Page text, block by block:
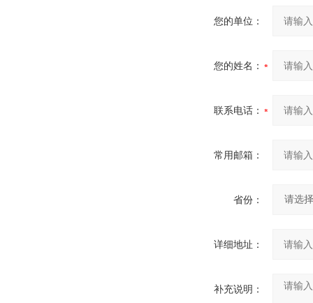
您的单位：
您的姓名：
联系电话：
常用邮箱：
省份：
详细地址：
补充说明：